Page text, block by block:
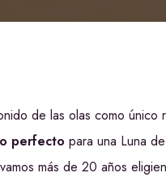
de las olas como
perfecto para una Luna
más de 20 años